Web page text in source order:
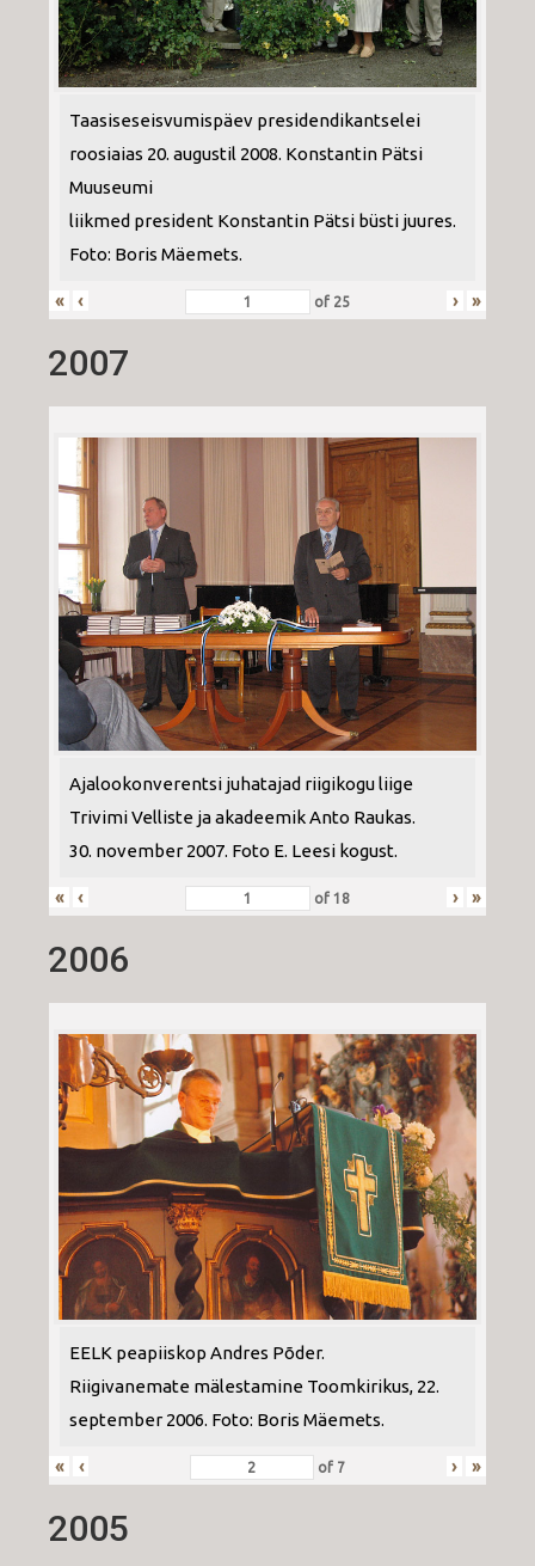
Taasiseseisvumispäev presidendikantselei
roosiaias 20. augustil 2008. Konstantin Pätsi
Muuseumi
liikmed president Konstantin Pätsi büsti juures.
Foto: Boris Mäemets.
« ‹ of 25 › »
2007
Ajalookonverentsi juhatajad riigikogu liige
Trivimi Velliste ja akadeemik Anto Raukas.
30. november 2007. Foto E. Leesi kogust.
« ‹ of18 › »
2006
EELK peapiiskop Andres Põder.
Riigivanemate mälestamine Toomkirikus, 22.
september 2006. Foto: Boris Mäemets.
« ‹ of 7 › »
2005